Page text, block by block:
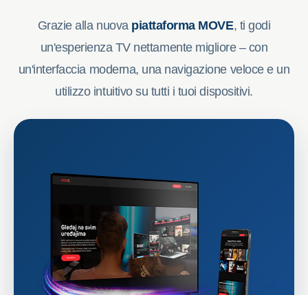
Grazie alla nuova piattaforma MOVE, ti godi
un'esperienza TV nettamente migliore – con
un'interfaccia moderna, una navigazione veloce e un
utilizzo intuitivo su tutti i tuoi dispositivi.